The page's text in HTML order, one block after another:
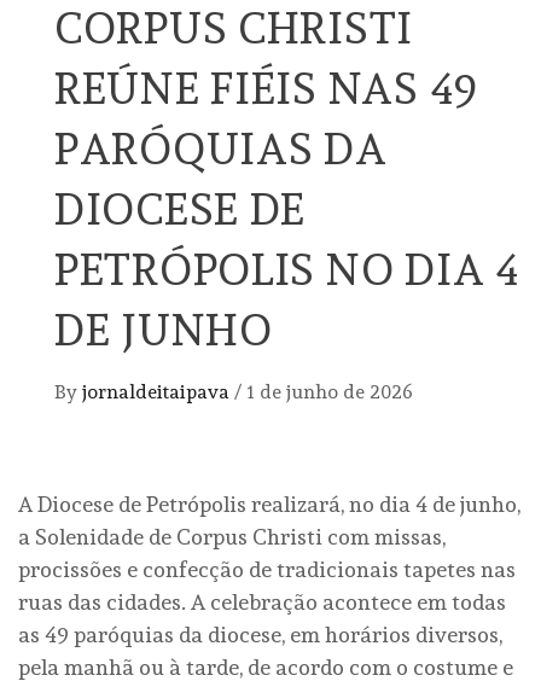
CORPUS CHRISTI
REÚNE FIÉIS NAS 49
PARÓQUIAS DA
DIOCESE DE
PETRÓPOLIS NO DIA 4
DE JUNHO
By jornaldeitaipava / 1 de junho de 2026
A Diocese de Petrópolis realizará, no dia 4 de junho,
a Solenidade de Corpus Christi com missas,
procissões e confecção de tradicionais tapetes nas
ruas das cidades. A celebração acontece em todas
as 49 paróquias da diocese, em horários diversos,
pela manhã ou à tarde, de acordo com o costume e